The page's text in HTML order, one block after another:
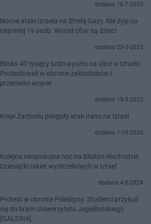
dodano 10-7-2025
Nocne ataki Izraela na Strefę Gazy. Nie żyje co
najmniej 19 osób. Wśród ofiar są dzieci
dodano 23-3-2025
Blisko 40 tysięcy ludzi wyszło na ulice w Izraelu.
Protestowali w obronie zakładników i
przeciwko wojnie
dodano 19-3-2025
Kraje Zachodu potępiły atak Iranu na Izrael
dodano 1-10-2024
Kolejna niespokojna noc na Bliskim Wschodzie.
Dziesiątki rakiet wystrzelonych w Izrael
dodano 4-8-2024
Protest w obronie Palestyny. Studenci przykuli
się do bram Uniwersytetu Jagiellońskiego
[GALERIA]